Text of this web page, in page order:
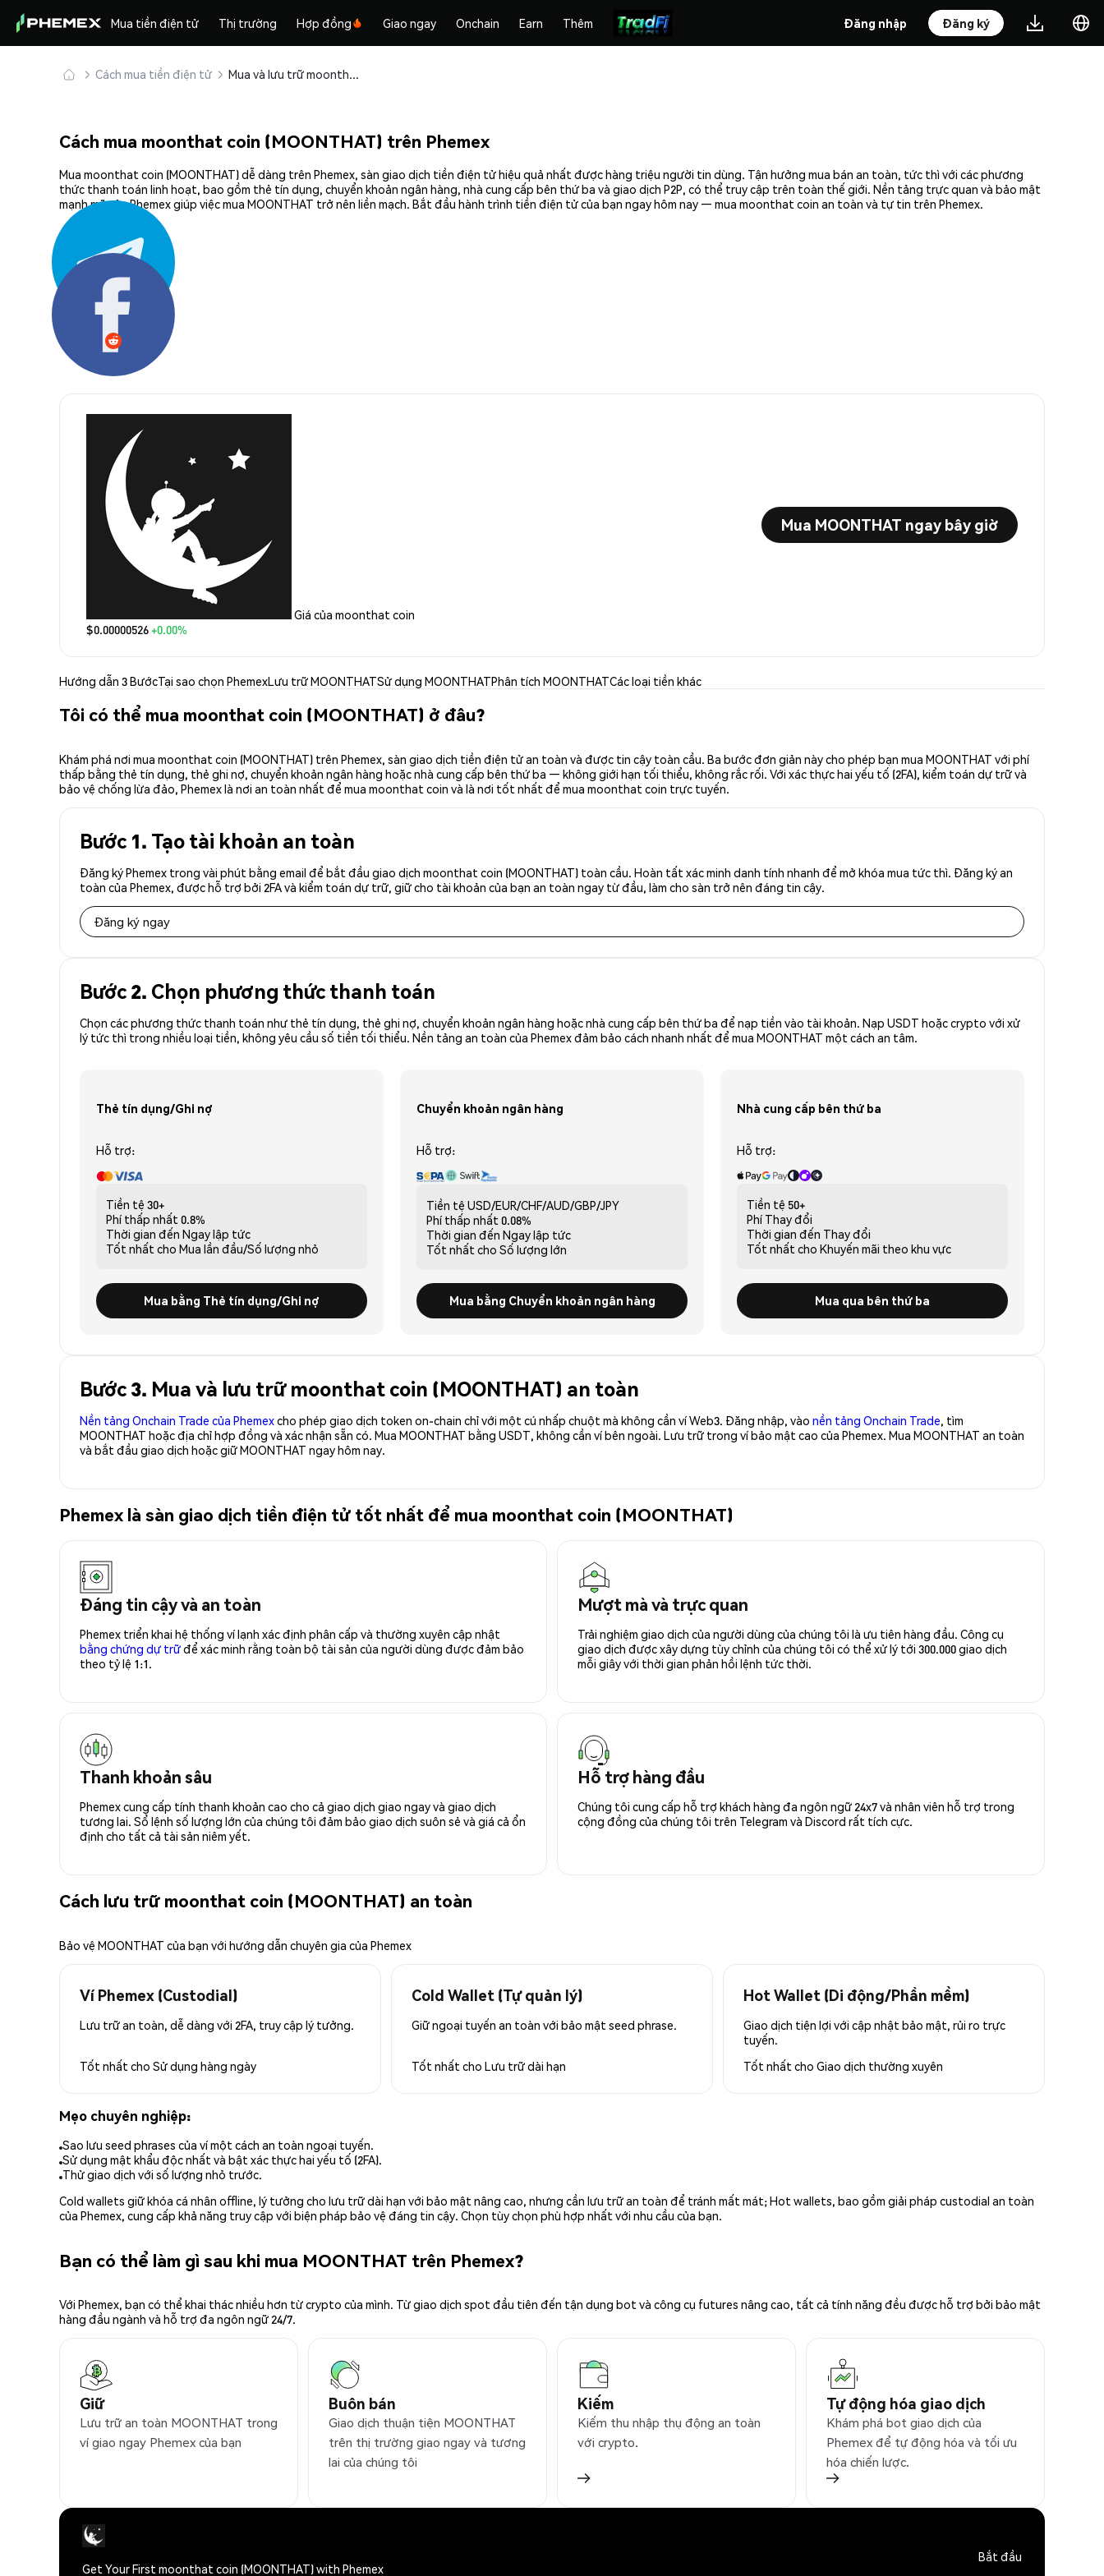
Mua tiền điện tử Thị trường Hợp đồng Giao ngay Onchain Earn Thêm Đăng nhập Đăng ký
Cách mua tiền điện tử Mua và lưu trữ moonthat coin (MOONTHAT) an toàn
Cách mua moonthat coin (MOONTHAT) trên Phemex
Mua moonthat coin (MOONTHAT) dễ dàng trên Phemex, sàn giao dịch tiền điện tử hiệu quả nhất được hàng triệu người tin dùng. Tận hưởng mua bán an toàn, tức thì với các phương
thức thanh toán linh hoạt, bao gồm thẻ tín dụng, chuyển khoản ngân hàng, nhà cung cấp bên thứ ba và giao dịch P2P, có thể truy cập trên toàn thế giới. Nền tảng trực quan và bảo mật
mạnh mẽ của Phemex giúp việc mua MOONTHAT trở nên liền mạch. Bắt đầu hành trình tiền điện tử của bạn ngay hôm nay — mua moonthat coin an toàn và tự tin trên Phemex.
Chia sẻ:
Giá của moonthat coin
$0.00000526+0.00%
Mua MOONTHAT ngay bây giờ
Hướng dẫn 3 BướcTại sao chọn PhemexLưu trữ MOONTHATSử dụng MOONTHATPhân tích MOONTHATCác loại tiền khác
Tôi có thể mua moonthat coin (MOONTHAT) ở đâu?
Khám phá nơi mua moonthat coin (MOONTHAT) trên Phemex, sàn giao dịch tiền điện tử an toàn và được tin cậy toàn cầu. Ba bước đơn giản này cho phép bạn mua MOONTHAT với phí
thấp bằng thẻ tín dụng, thẻ ghi nợ, chuyển khoản ngân hàng hoặc nhà cung cấp bên thứ ba — không giới hạn tối thiểu, không rắc rối. Với xác thực hai yếu tố (2FA), kiểm toán dự trữ và
bảo vệ chống lừa đảo, Phemex là nơi an toàn nhất để mua moonthat coin và là nơi tốt nhất để mua moonthat coin trực tuyến.
Bước 1. Tạo tài khoản an toàn
Đăng ký Phemex trong vài phút bằng email để bắt đầu giao dịch moonthat coin (MOONTHAT) toàn cầu. Hoàn tất xác minh danh tính nhanh để mở khóa mua tức thì. Đăng ký an
toàn của Phemex, được hỗ trợ bởi 2FA và kiểm toán dự trữ, giữ cho tài khoản của bạn an toàn ngay từ đầu, làm cho sàn trở nên đáng tin cậy.
Đăng ký ngay
Bước 2. Chọn phương thức thanh toán
Chọn các phương thức thanh toán như thẻ tín dụng, thẻ ghi nợ, chuyển khoản ngân hàng hoặc nhà cung cấp bên thứ ba để nạp tiền vào tài khoản. Nạp USDT hoặc crypto với xử
lý tức thì trong nhiều loại tiền, không yêu cầu số tiền tối thiểu. Nền tảng an toàn của Phemex đảm bảo cách nhanh nhất để mua MOONTHAT một cách an tâm.
Thẻ tín dụng/Ghi nợ
Hỗ trợ:
Tiền tệ 30+
Phí thấp nhất 0.8%
Thời gian đến Ngay lập tức
Tốt nhất cho Mua lần đầu/Số lượng nhỏ
Mua bằng Thẻ tín dụng/Ghi nợ
Chuyển khoản ngân hàng
Hỗ trợ:
Tiền tệ USD/EUR/CHF/AUD/GBP/JPY
Phí thấp nhất 0.08%
Thời gian đến Ngay lập tức
Tốt nhất cho Số lượng lớn
Mua bằng Chuyển khoản ngân hàng
Nhà cung cấp bên thứ ba
Hỗ trợ:
Tiền tệ 50+
Phí Thay đổi
Thời gian đến Thay đổi
Tốt nhất cho Khuyến mãi theo khu vực
Mua qua bên thứ ba
Bước 3. Mua và lưu trữ moonthat coin (MOONTHAT) an toàn
Nền tảng Onchain Trade của Phemexcho phép giao dịch token on-chain chỉ với một cú nhấp chuột mà không cần ví Web3. Đăng nhập, vào nền tảng Onchain Trade, tìm
MOONTHAT hoặc địa chỉ hợp đồng và xác nhận sẵn có. Mua MOONTHAT bằng USDT, không cần ví bên ngoài. Lưu trữ trong ví bảo mật cao của Phemex. Mua MOONTHAT an toàn
và bắt đầu giao dịch hoặc giữ MOONTHAT ngay hôm nay.
Phemex là sàn giao dịch tiền điện tử tốt nhất để mua moonthat coin (MOONTHAT)
Đáng tin cậy và an toàn
Phemex triển khai hệ thống ví lạnh xác định phân cấp và thường xuyên cập nhật
bằng chứng dự trữđể xác minh rằng toàn bộ tài sản của người dùng được đảm bảo
theo tỷ lệ 1:1.
Mượt mà và trực quan
Trải nghiệm giao dịch của người dùng của chúng tôi là ưu tiên hàng đầu. Công cụ
giao dịch được xây dựng tùy chỉnh của chúng tôi có thể xử lý tới 300.000 giao dịch
mỗi giây với thời gian phản hồi lệnh tức thời.
Thanh khoản sâu
Phemex cung cấp tính thanh khoản cao cho cả giao dịch giao ngay và giao dịch
tương lai. Sổ lệnh số lượng lớn của chúng tôi đảm bảo giao dịch suôn sẻ và giá cả ổn
định cho tất cả tài sản niêm yết.
Hỗ trợ hàng đầu
Chúng tôi cung cấp hỗ trợ khách hàng đa ngôn ngữ 24x7 và nhân viên hỗ trợ trong
cộng đồng của chúng tôi trên Telegram và Discord rất tích cực.
Cách lưu trữ moonthat coin (MOONTHAT) an toàn
Bảo vệ MOONTHAT của bạn với hướng dẫn chuyên gia của Phemex
Ví Phemex (Custodial)
Lưu trữ an toàn, dễ dàng với 2FA, truy cập lý tưởng.
Tốt nhất cho Sử dụng hàng ngày
Cold Wallet (Tự quản lý)
Giữ ngoại tuyến an toàn với bảo mật seed phrase.
Tốt nhất cho Lưu trữ dài hạn
Hot Wallet (Di động/Phần mềm)
Giao dịch tiện lợi với cập nhật bảo mật, rủi ro trực
tuyến.
Tốt nhất cho Giao dịch thường xuyên
Mẹo chuyên nghiệp:
Sao lưu seed phrases của ví một cách an toàn ngoại tuyến.
Sử dụng mật khẩu độc nhất và bật xác thực hai yếu tố (2FA).
Thử giao dịch với số lượng nhỏ trước.
Cold wallets giữ khóa cá nhân offline, lý tưởng cho lưu trữ dài hạn với bảo mật nâng cao, nhưng cần lưu trữ an toàn để tránh mất mát; Hot wallets, bao gồm giải pháp custodial an toàn
của Phemex, cung cấp khả năng truy cập với biện pháp bảo vệ đáng tin cậy. Chọn tùy chọn phù hợp nhất với nhu cầu của bạn.
Bạn có thể làm gì sau khi mua MOONTHAT trên Phemex?
Với Phemex, bạn có thể khai thác nhiều hơn từ crypto của mình. Từ giao dịch spot đầu tiên đến tận dụng bot và công cụ futures nâng cao, tất cả tính năng đều được hỗ trợ bởi bảo mật
hàng đầu ngành và hỗ trợ đa ngôn ngữ 24/7.
Giữ
Lưu trữ an toàn MOONTHAT trong
ví giao ngay Phemex của bạn
Buôn bán
Giao dịch thuận tiện MOONTHAT
trên thị trường giao ngay và tương
lai của chúng tôi
Kiếm
Kiếm thu nhập thụ động an toàn
với crypto.
Tự động hóa giao dịch
Khám phá bot giao dịch của
Phemex để tự động hóa và tối ưu
hóa chiến lược.
Get Your First moonthat coin (MOONTHAT) with Phemex
Bắt đầu